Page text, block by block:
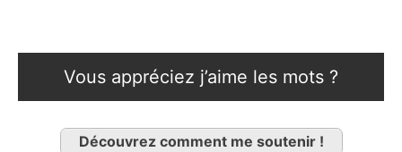
Vous appréciez j’aime les mots ?
Découvrez comment me soutenir !